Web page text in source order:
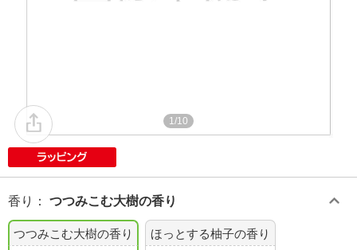
1/10
香り ： つつみこむ大樹の香り
つつみこむ大樹の香り ほっとする柚子の香り